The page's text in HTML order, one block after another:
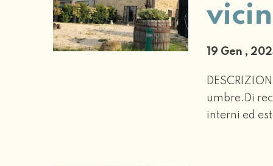
19 Gen ,
umbre.Di
interni ed